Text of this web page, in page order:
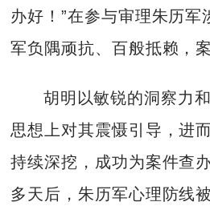
办好！”在参与审理朱历军
军负隅顽抗、百般抵赖，
胡明以敏锐的洞察力
思想上对其震慑引导，进
持续深挖，成功为案件查
多天后，朱历军心理防线